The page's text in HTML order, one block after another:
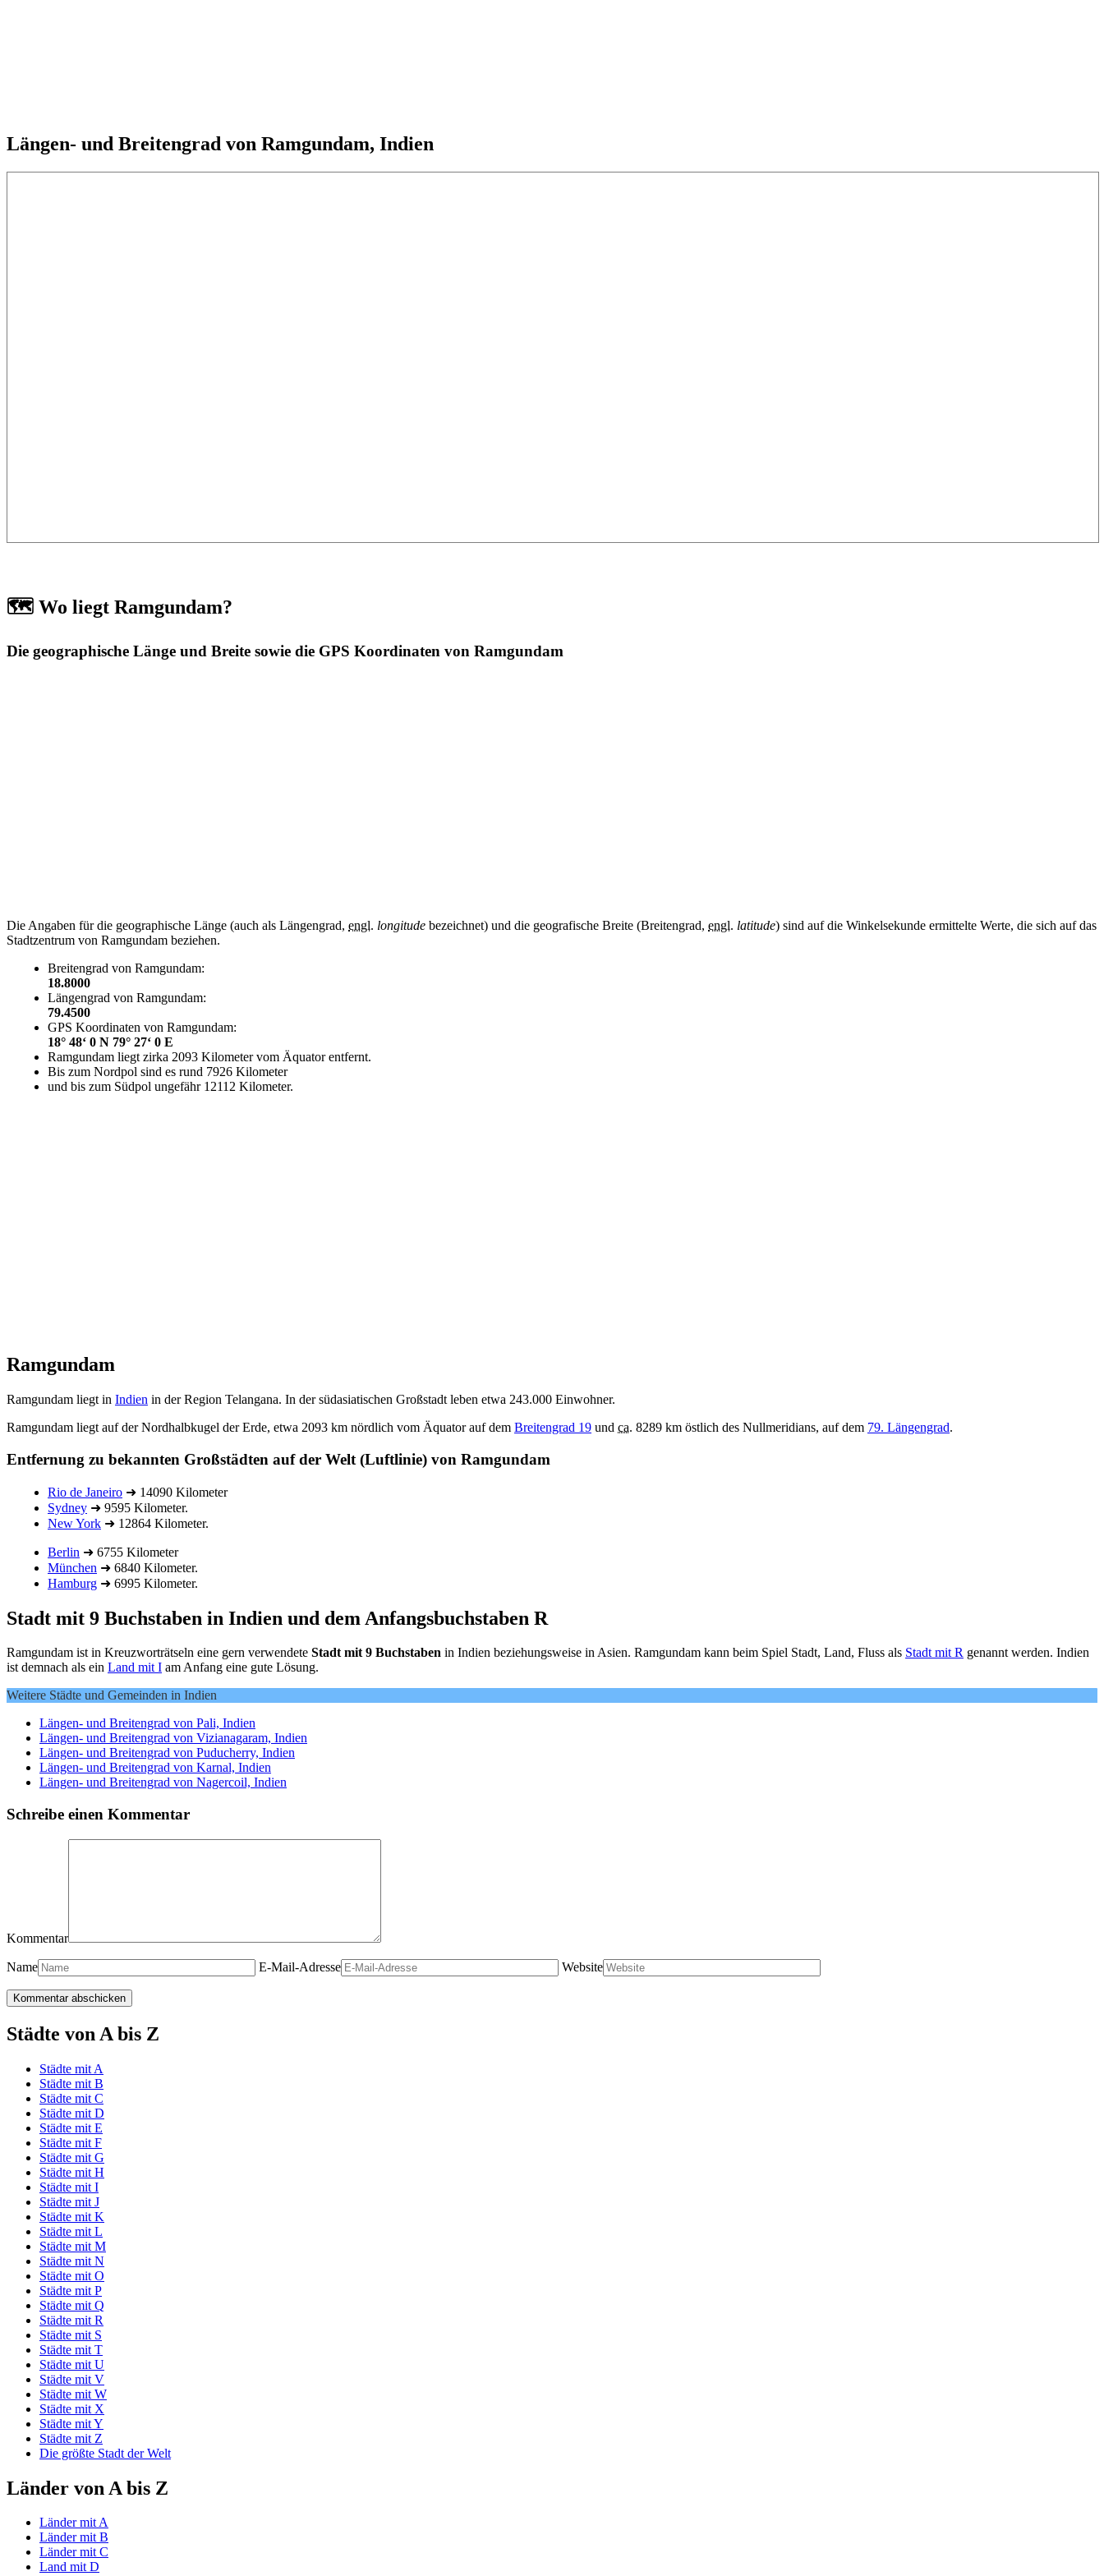
Längen- und Breitengrad von Ramgundam, Indien
🗺️ Wo liegt Ramgundam?
Die geographische Länge und Breite sowie die GPS Koordinaten von Ramgundam
Die Angaben für die geographische Länge (auch als Längengrad, engl. longitude bezeichnet) und die geografische Breite (Breitengrad, engl. latitude) sind auf die Winkelsekunde ermittelte Werte, die sich auf das
Stadtzentrum von Ramgundam beziehen.
Breitengrad von Ramgundam:
18.8000
Längengrad von Ramgundam:
79.4500
GPS Koordinaten von Ramgundam:
18° 48‘ 0 N 79° 27‘ 0 E
Ramgundam liegt zirka 2093 Kilometer vom Äquator entfernt.
Bis zum Nordpol sind es rund 7926 Kilometer
und bis zum Südpol ungefähr 12112 Kilometer.
Ramgundam
Ramgundam liegt in Indien in der Region Telangana. In der südasiatischen Großstadt leben etwa 243.000 Einwohner.
Ramgundam liegt auf der Nordhalbkugel der Erde, etwa 2093 km nördlich vom Äquator auf dem Breitengrad 19 und ca. 8289 km östlich des Nullmeridians, auf dem 79. Längengrad.
Entfernung zu bekannten Großstädten auf der Welt (Luftlinie) von Ramgundam
Rio de Janeiro ➜ 14090 Kilometer
Sydney ➜ 9595 Kilometer.
New York ➜ 12864 Kilometer.
Berlin ➜ 6755 Kilometer
München ➜ 6840 Kilometer.
Hamburg ➜ 6995 Kilometer.
Stadt mit 9 Buchstaben in Indien und dem Anfangsbuchstaben R
Ramgundam ist in Kreuzworträtseln eine gern verwendete Stadt mit 9 Buchstaben in Indien beziehungsweise in Asien. Ramgundam kann beim Spiel Stadt, Land, Fluss als Stadt mit R genannt werden. Indien
ist demnach als ein Land mit I am Anfang eine gute Lösung.
Weitere Städte und Gemeinden in Indien
Längen- und Breitengrad von Pali, Indien
Längen- und Breitengrad von Vizianagaram, Indien
Längen- und Breitengrad von Puducherry, Indien
Längen- und Breitengrad von Karnal, Indien
Längen- und Breitengrad von Nagercoil, Indien
Schreibe einen Kommentar
Kommentar
Name E-Mail-Adresse Website
Städte von A bis Z
Städte mit A
Städte mit B
Städte mit C
Städte mit D
Städte mit E
Städte mit F
Städte mit G
Städte mit H
Städte mit I
Städte mit J
Städte mit K
Städte mit L
Städte mit M
Städte mit N
Städte mit O
Städte mit P
Städte mit Q
Städte mit R
Städte mit S
Städte mit T
Städte mit U
Städte mit V
Städte mit W
Städte mit X
Städte mit Y
Städte mit Z
Die größte Stadt der Welt
Länder von A bis Z
Länder mit A
Länder mit B
Länder mit C
Land mit D